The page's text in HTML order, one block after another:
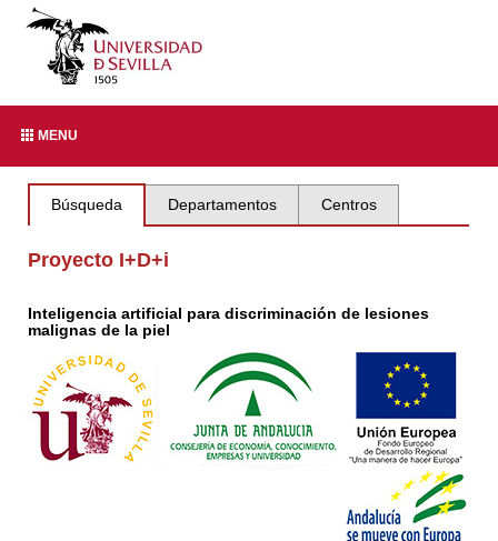
MENU
Búsqueda Departamentos Centros
Proyecto I+D+i
Inteligencia artificial para discriminación de lesiones
malignas de la piel